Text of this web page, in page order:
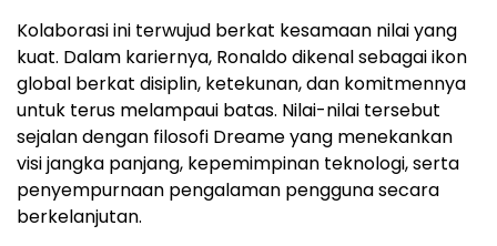
Kolaborasi ini terwujud berkat kesamaan nilai yang
kuat. Dalam kariernya, Ronaldo dikenal sebagai ikon
global berkat disiplin, ketekunan, dan komitmennya
untuk terus melampaui batas. Nilai-nilai tersebut
sejalan dengan filosofi Dreame yang menekankan
visi jangka panjang, kepemimpinan teknologi, serta
penyempurnaan pengalaman pengguna secara
berkelanjutan.